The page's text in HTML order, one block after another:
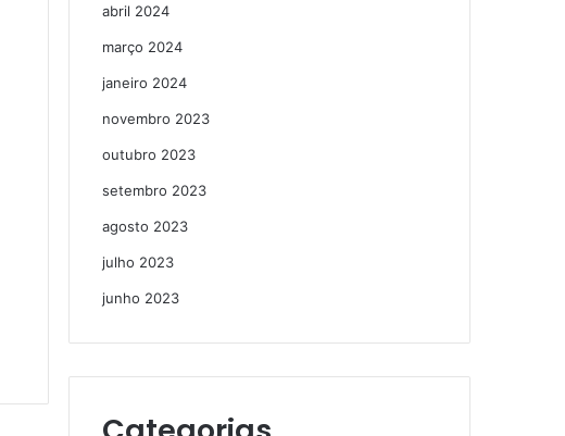
abril 2024
março 2024
janeiro 2024
novembro 2023
outubro 2023
setembro 2023
agosto 2023
julho 2023
junho 2023